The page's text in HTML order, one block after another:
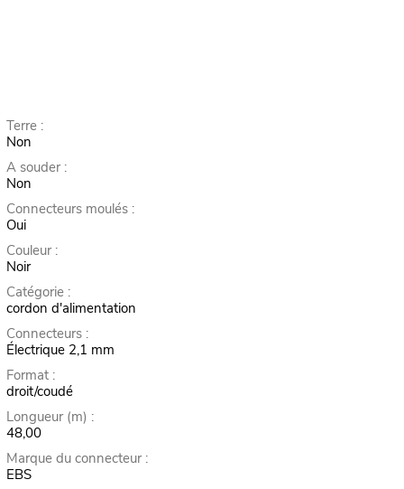
Terre :
Non
A souder :
Non
Connecteurs moulés :
Oui
Couleur :
Noir
Catégorie :
cordon d'alimentation
Connecteurs :
Électrique 2,1 mm
Format :
droit/coudé
Longueur (m) :
48,00
Marque du connecteur :
EBS